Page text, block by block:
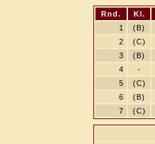
Rnd. Kl.
1
(B)
2
(C)
3
(B)
4
-
5
(C)
6
(B)
7
(C)